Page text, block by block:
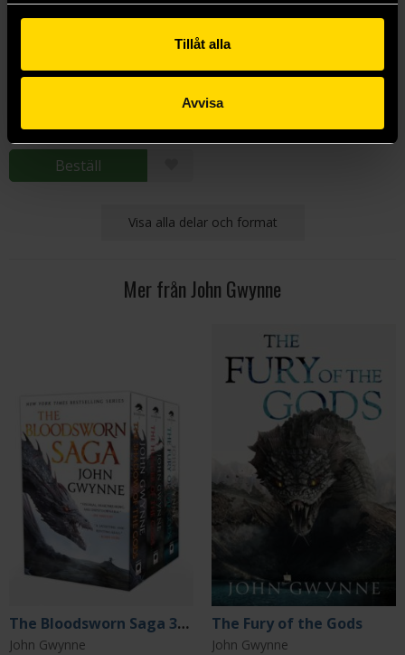
Tillåt alla
Avvisa
Wrath
Längre leveranstid
Beställ
Visa alla delar och format
Mer från John Gwynne
The Bloodsworn Saga 3-Book Box Set
John Gwynne
The Fury of the Gods
John Gwynne